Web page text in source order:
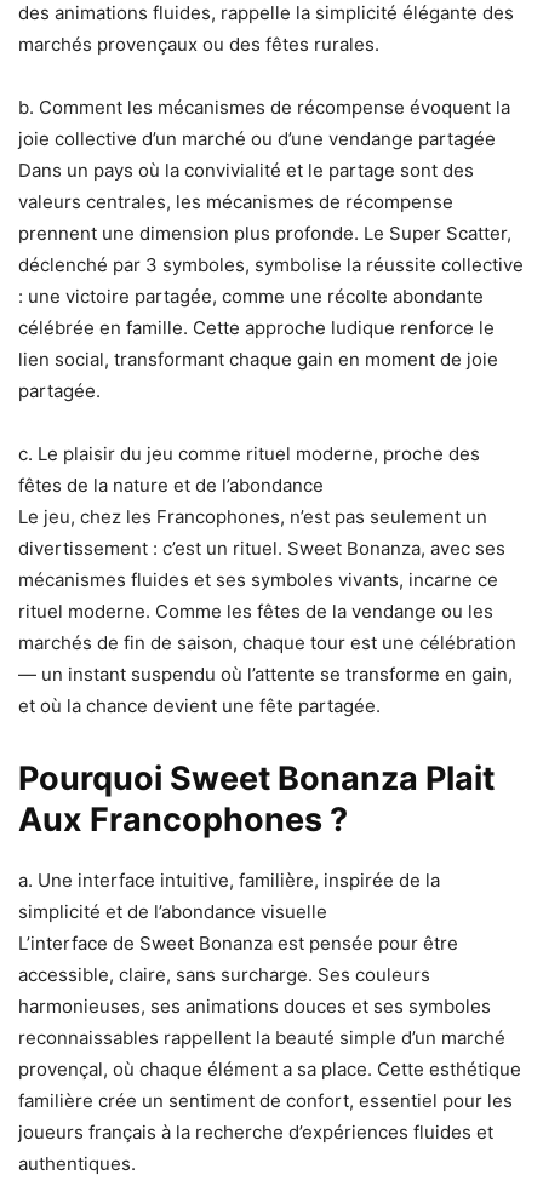
des animations fluides, rappelle la simplicité élégante des
marchés provençaux ou des fêtes rurales.
b. Comment les mécanismes de récompense évoquent la
joie collective d’un marché ou d’une vendange partagée
Dans un pays où la convivialité et le partage sont des
valeurs centrales, les mécanismes de récompense
prennent une dimension plus profonde. Le Super Scatter,
déclenché par 3 symboles, symbolise la réussite collective
: une victoire partagée, comme une récolte abondante
célébrée en famille. Cette approche ludique renforce le
lien social, transformant chaque gain en moment de joie
partagée.
c. Le plaisir du jeu comme rituel moderne, proche des
fêtes de la nature et de l’abondance
Le jeu, chez les Francophones, n’est pas seulement un
divertissement : c’est un rituel. Sweet Bonanza, avec ses
mécanismes fluides et ses symboles vivants, incarne ce
rituel moderne. Comme les fêtes de la vendange ou les
marchés de fin de saison, chaque tour est une célébration
— un instant suspendu où l’attente se transforme en gain,
et où la chance devient une fête partagée.
Pourquoi Sweet Bonanza Plait
Aux Francophones ?
a. Une interface intuitive, familière, inspirée de la
simplicité et de l’abondance visuelle
L’interface de Sweet Bonanza est pensée pour être
accessible, claire, sans surcharge. Ses couleurs
harmonieuses, ses animations douces et ses symboles
reconnaissables rappellent la beauté simple d’un marché
provençal, où chaque élément a sa place. Cette esthétique
familière crée un sentiment de confort, essentiel pour les
joueurs français à la recherche d’expériences fluides et
authentiques.